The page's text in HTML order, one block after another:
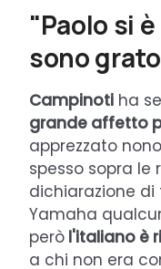
"Paolo si
sono
Campinoti ha
grande affetto
apprezzato
spesso sopra le
dichiarazione
Yamaha
però l'italiano è
a chi non era